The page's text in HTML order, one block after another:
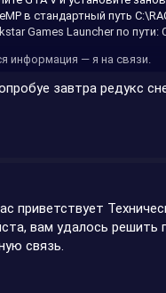
в стандартный путь
Games Launcher по
информация — я на связи.
завтра редукс
приветствует
вам удалось решить
связь.